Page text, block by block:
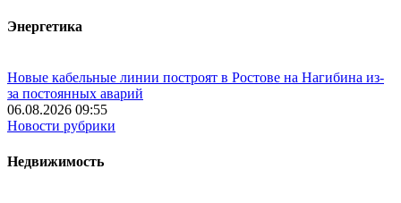
Энергетика
Новые кабельные линии построят в Ростове на Нагибина из-
за постоянных аварий
06.08.2026 09:55
Новости рубрики
Недвижимость